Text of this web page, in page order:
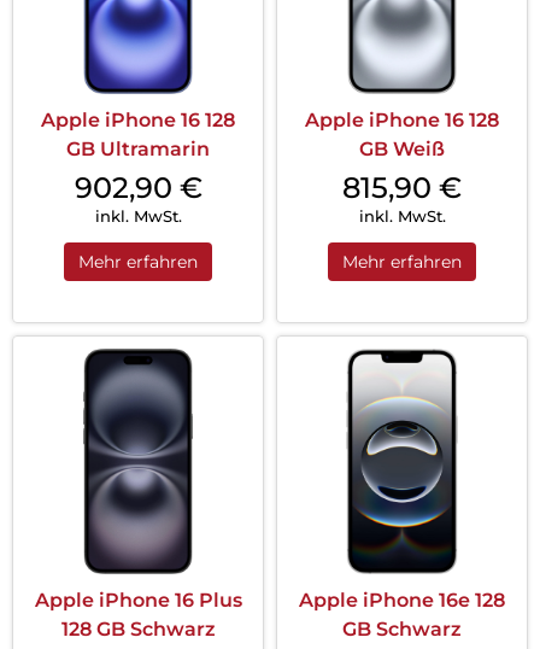
Apple iPhone 16 128
GB Ultramarin
902,90 €
inkl. MwSt.
Mehr erfahren
Apple iPhone 16 128
GB Weiß
815,90 €
inkl. MwSt.
Mehr erfahren
Apple iPhone 16 Plus
128 GB Schwarz
Apple iPhone 16e 128
GB Schwarz